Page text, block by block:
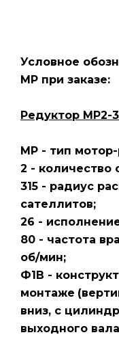
Условное
МР при заказе:
Редуктор МР2-
МР - тип
2 - количество
315 - радиус
сателлитов;
26 -
80 - частота
об/мин;
Ф1В -
монтаже
вниз, с
выходного